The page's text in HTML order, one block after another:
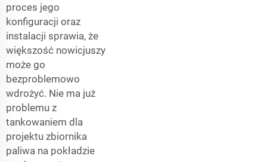
proces jego
konfiguracji oraz
instalacji sprawia, że
większość nowicjuszy
może go
bezproblemowo
wdrożyć. Nie ma już
problemu z
tankowaniem dla
projektu zbiornika
paliwa na pokładzie